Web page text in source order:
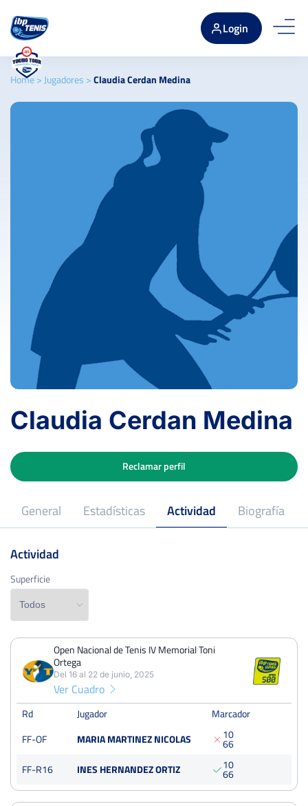
Login
Home> Jugadores >Claudia Cerdan Medina
Claudia Cerdan Medina
General Estadísticas Actividad Biografía
Reclamar perfil
Superficie
PERDIDOSPARTIDOSGANADOS
3 5
PERDIDOS SETS
7
PERDIDOS JUEGOS GANADOS
Actividad
Superficie
Open Nacional de Tenis IV Memorial Toni
Ortega
Del 16 al 22 de junio, 2025
Ver Cuadro
Rd Jugador
Marcador
FF-OF
MARIA MARTINEZ NICOLAS 1
6
0
6
FF-R16
INES HERNANDEZ ORTIZ 1
6
0
6